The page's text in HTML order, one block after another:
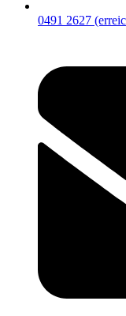
0491 2627